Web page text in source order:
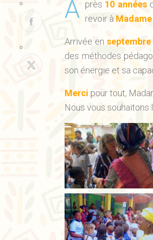
A près 10 années
revoir à
Arrivée en septembre
des méthodes
son énergie et sa
Merci pour tout,
Nous vous souhaitons